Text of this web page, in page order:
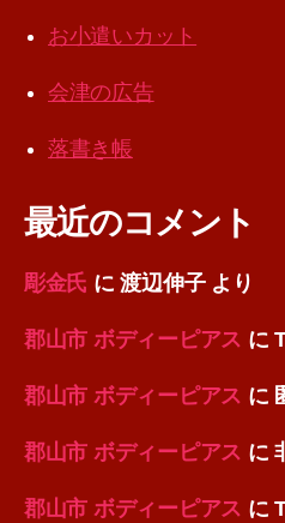
お小遣いカット
会津の広告
落書き帳
最近のコメント
彫金氏 に渡辺伸子より
郡山市 ボディーピアス に
郡山市 ボディーピアス に
郡山市 ボディーピアス に
郡山市 ボディーピアス に